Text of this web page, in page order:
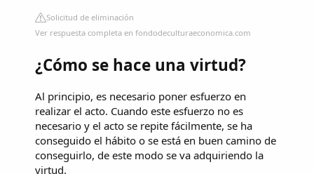
Solicitud de eliminación
Ver respuesta completa en fondodeculturaeconomica.com
¿Cómo se hace una virtud?
Al principio, es necesario poner esfuerzo en
realizar el acto. Cuando este esfuerzo no es
necesario y el acto se repite fácilmente, se ha
conseguido el hábito o se está en buen camino de
conseguirlo, de este modo se va adquiriendo la
virtud.